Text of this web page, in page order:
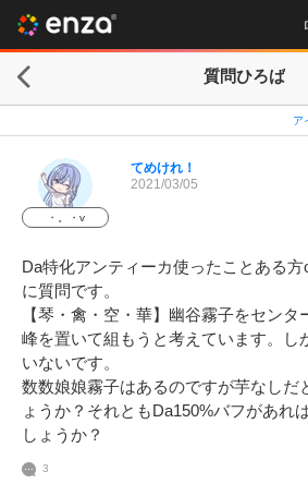
質問ひろば
ア
・。・v
てめけれ！
2021/03/05
Da特化アンティーカ使ったことある
に質問です。
【琴・禽・空・華】幽谷霧子をセン
峰を置いて組もうと考えています。し
いないです。
数数娘娘霧子はあるのですが芋なしだ
ょうか？それともDa150%バフがあれ
しょうか？
3